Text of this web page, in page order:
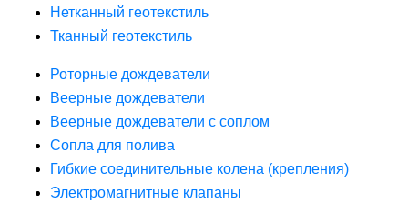
Нетканный геотекстиль
Тканный геотекстиль
Роторные дождеватели
Веерные дождеватели
Веерные дождеватели с соплом
Сопла для полива
Гибкие соединительные колена (крепления)
Электромагнитные клапаны